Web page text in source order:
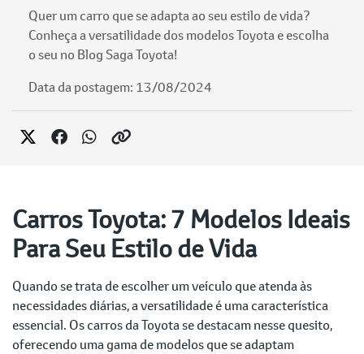
Quer um carro que se adapta ao seu estilo de vida?
Conheça a versatilidade dos modelos Toyota e escolha
o seu no Blog Saga Toyota!
Data da postagem: 13/08/2024
Carros Toyota: 7 Modelos Ideais
Para Seu Estilo de Vida
Quando se trata de escolher um veículo que atenda às
necessidades diárias, a versatilidade é uma característica
essencial. Os carros da Toyota se destacam nesse quesito,
oferecendo uma gama de modelos que se adaptam